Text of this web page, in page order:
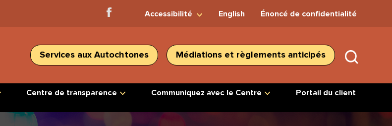
FacebookAccessibilité English Énoncé de confidentialité
Services aux Autochtones
Médiations et règlements anticipés
Centre de transparence Communiquez avec le Centre Portail du client